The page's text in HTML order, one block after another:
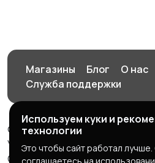
Магазины Блог
О нас
Служба поддержки
© 2026 Орен-АЙ - Авто |
Услуги
Создал Карусов Е.С ООО "ЦПК"
Используем куки и
технологии
Это чтобы сайт работал лучше.